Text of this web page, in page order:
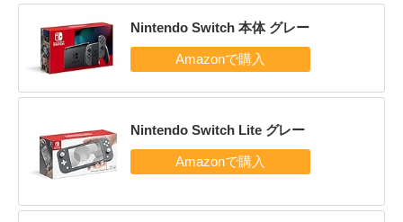
Nintendo Switch 本体 グレー
Nintendo Switch Lite グレー